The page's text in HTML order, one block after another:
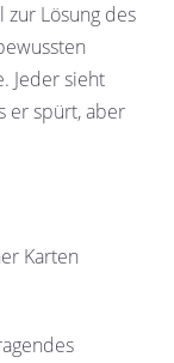
Lösung des
Jeder sieht
er spürt, aber
Karten